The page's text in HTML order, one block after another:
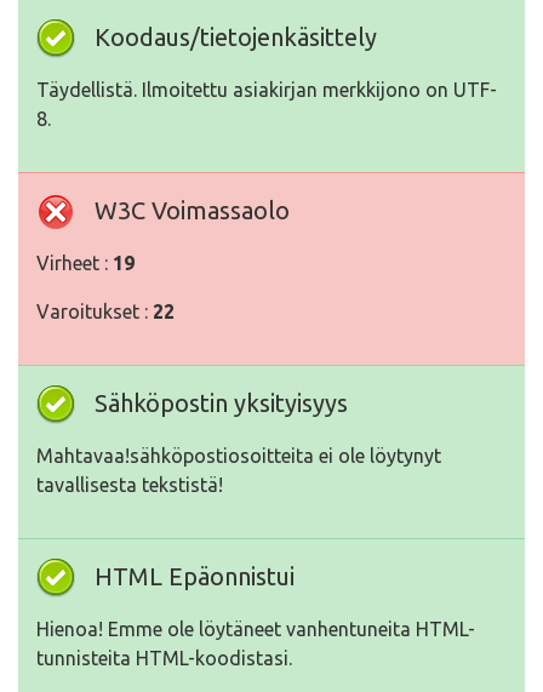
Koodaus/tietojenkäsittely
Täydellistä. Ilmoitettu asiakirjan merkkijono on UTF-
8.
W3C Voimassaolo
Virheet : 19
Varoitukset : 22
Sähköpostin yksityisyys
Mahtavaa!sähköpostiosoitteita ei ole löytynyt
tavallisesta tekstistä!
HTML Epäonnistui
Hienoa! Emme ole löytäneet vanhentuneita HTML-
tunnisteita HTML-koodistasi.